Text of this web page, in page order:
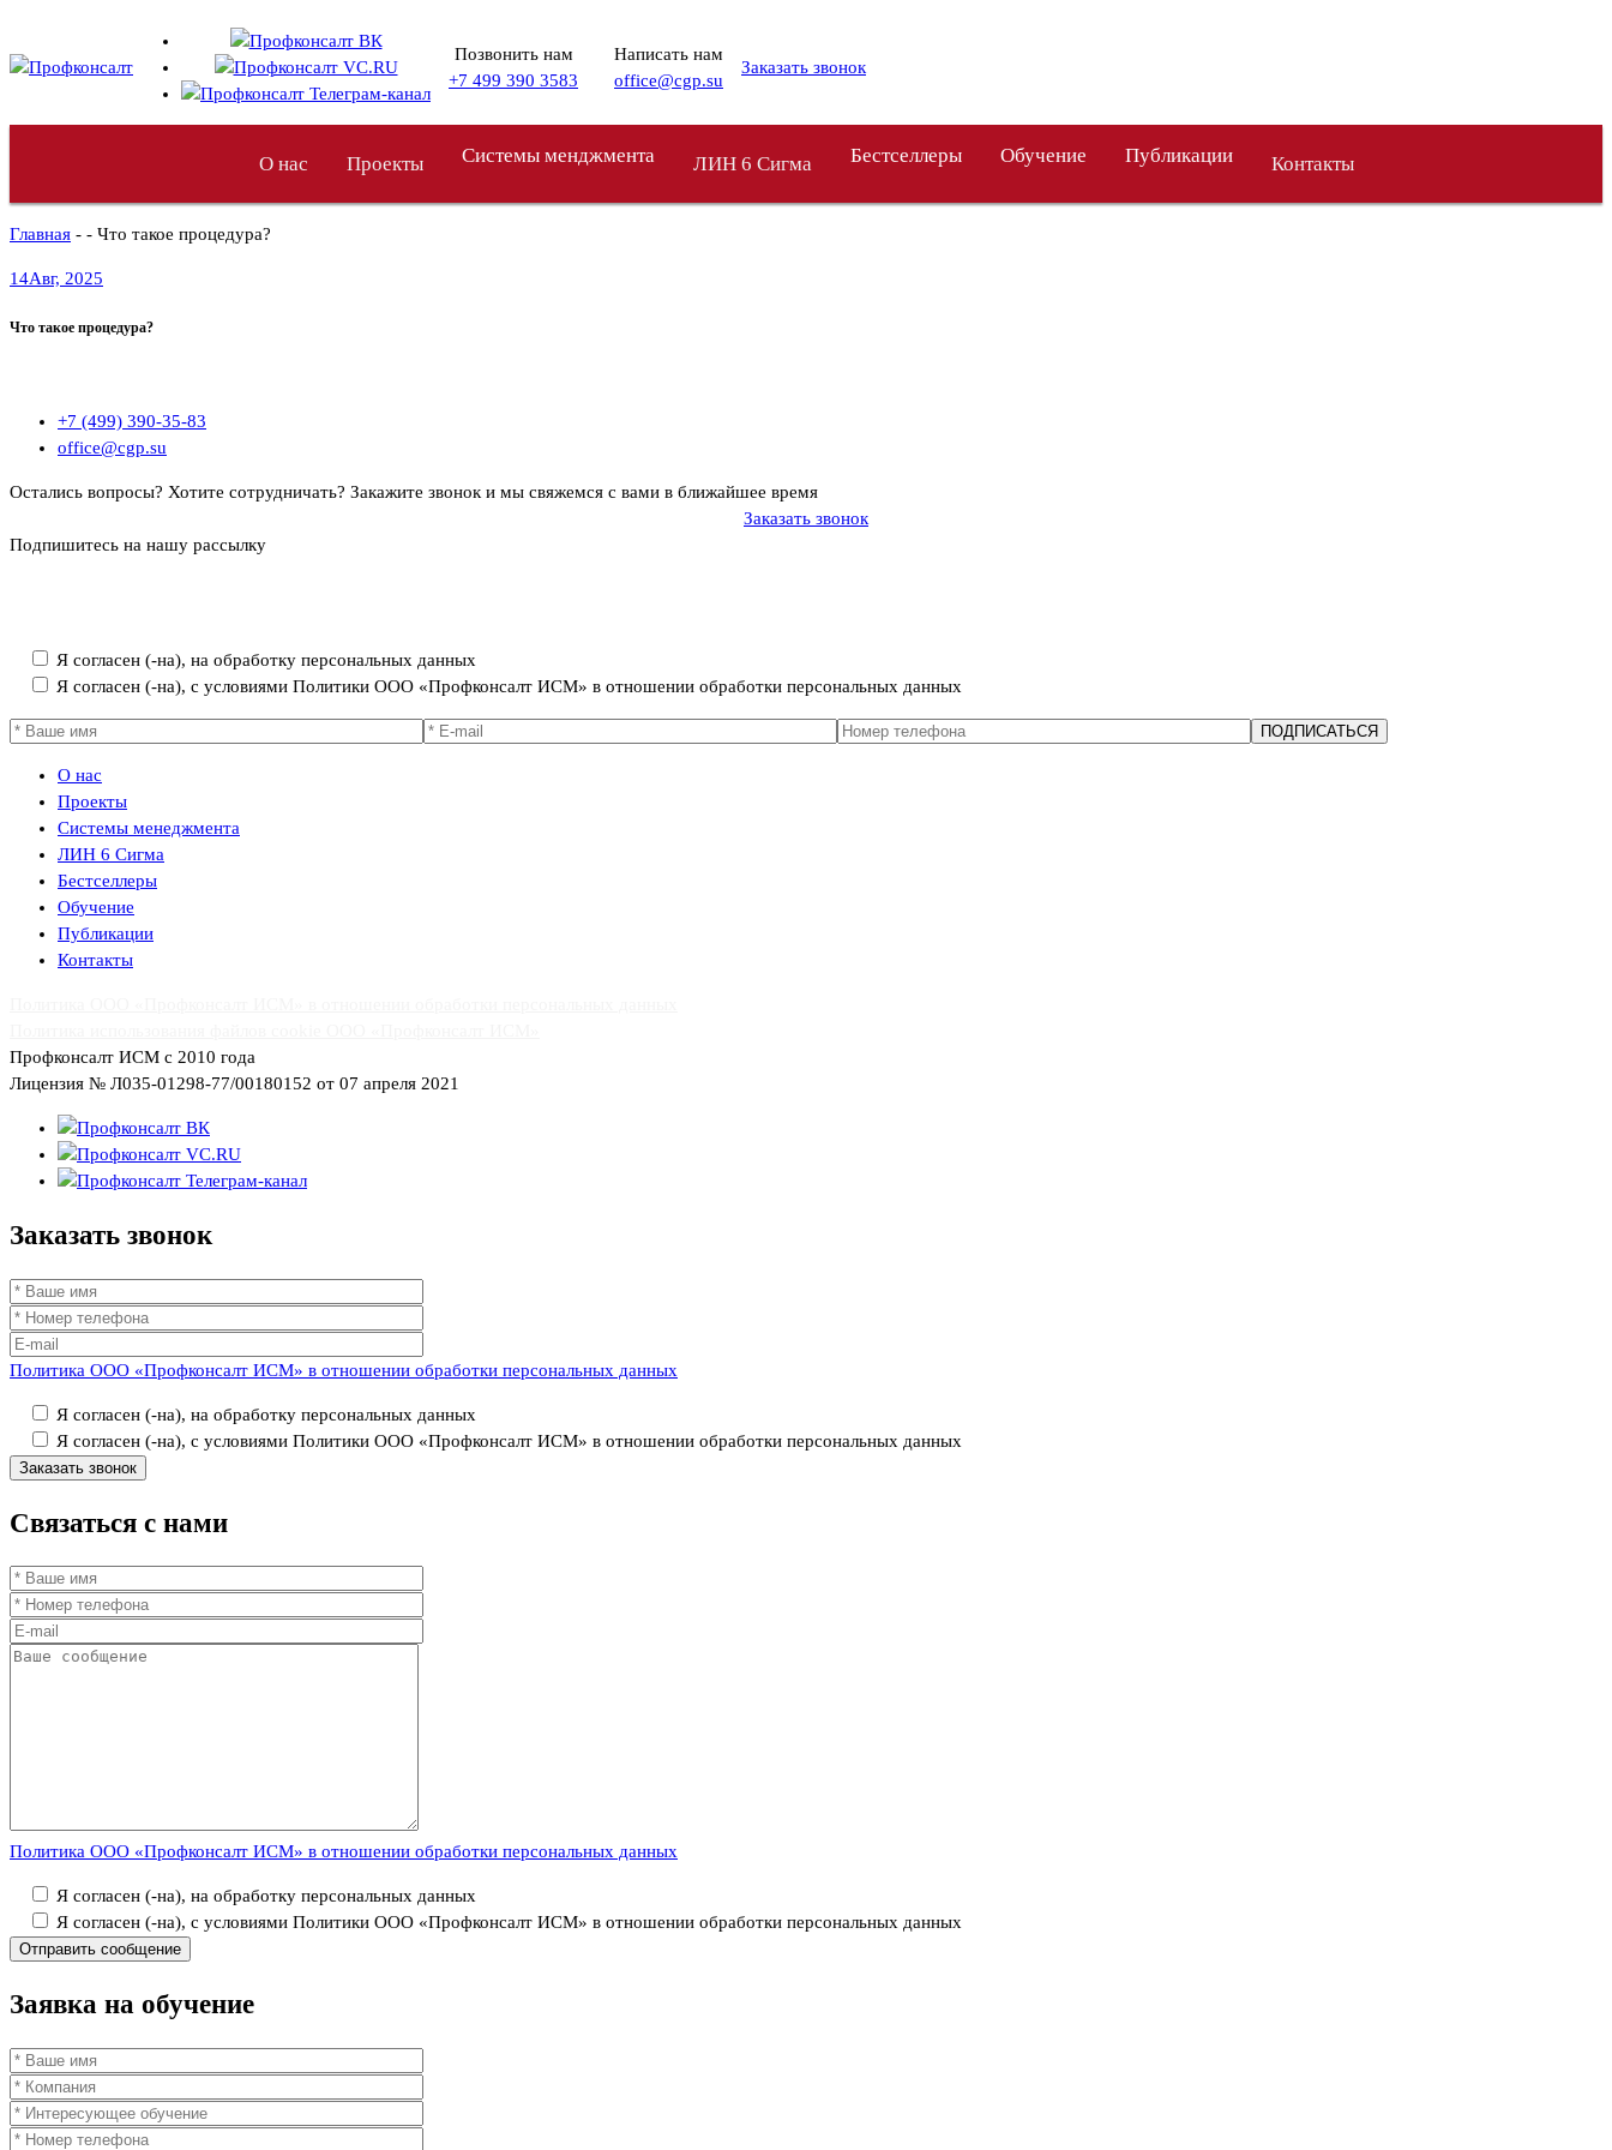
содержимому
Позвонить нам
+7 499 390 3583
Написать нам
office@cgp.su
Заказать звонок
О нас Проекты Системы менджмента ЛИН 6 Сигма Бестселлеры Обучение Публикации Контакты
Главная - - Что такое процедура?
14Авг, 2025
Что такое процедура?
+7 (499) 390-35-83
office@cgp.su
Остались вопросы? Хотите сотрудничать? Закажите звонок и мы свяжемся с вами в ближайшее время
Заказать звонок
Подпишитесь на нашу рассылку
Я согласен (-на), на обработку персональных данных
Я согласен (-на), с условиями Политики ООО «Профконсалт ИСМ» в отношении обработки персональных данных
О нас
Проекты
Системы менеджмента
ЛИН 6 Сигма
Бестселлеры
Обучение
Публикации
Контакты
Профконсалт ИСМ с 2010 года
Лицензия № Л035-01298-77/00180152 от 07 апреля 2021
Заказать звонок
Политика ООО «Профконсалт ИСМ» в отношении обработки персональных данных
Я согласен (-на), на обработку персональных данных
Я согласен (-на), с условиями Политики ООО «Профконсалт ИСМ» в отношении обработки персональных данных
Связаться с нами
Политика ООО «Профконсалт ИСМ» в отношении обработки персональных данных
Я согласен (-на), на обработку персональных данных
Я согласен (-на), с условиями Политики ООО «Профконсалт ИСМ» в отношении обработки персональных данных
Заявка на обучение